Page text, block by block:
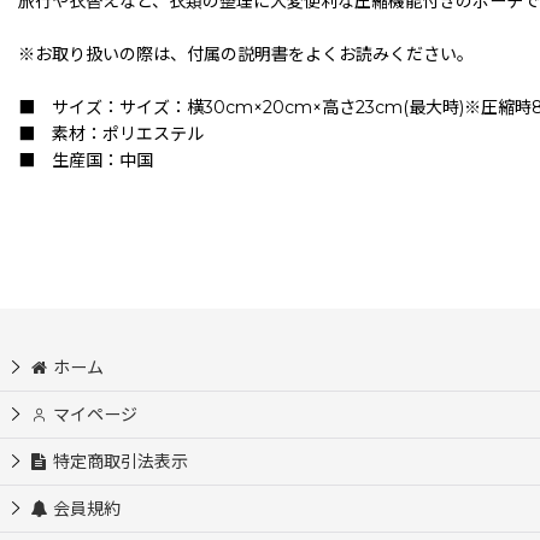
※お取り扱いの際は、付属の説明書をよくお読みください。
■ サイズ：サイズ：横30cm×20cm×高さ23cm(最大時)※圧縮時
■ 素材：ポリエステル
■ 生産国：中国
ホーム
マイページ
特定商取引法表示
会員規約